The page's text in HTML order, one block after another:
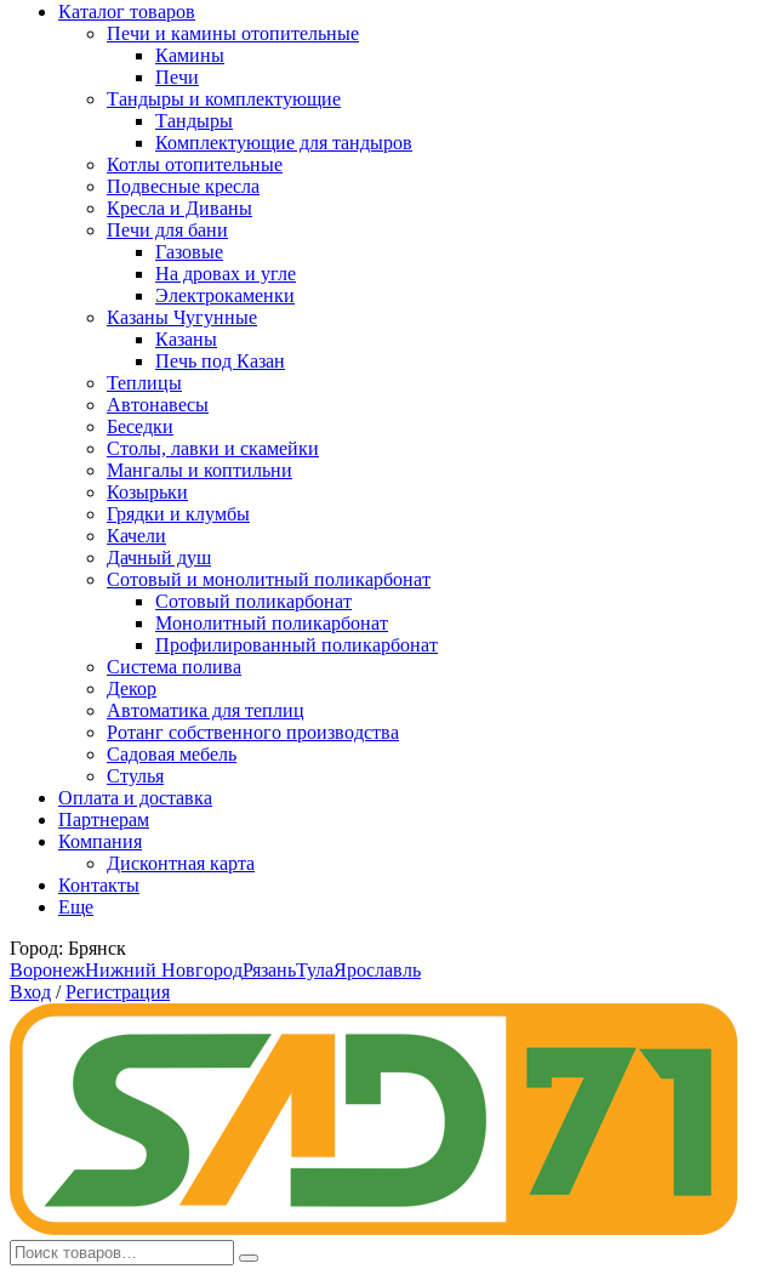
Каталог товаров
Печи и камины отопительные
Камины
Печи
Тандыры и комплектующие
Тандыры
Комплектующие для тандыров
Котлы отопительные
Подвесные кресла
Кресла и Диваны
Печи для бани
Газовые
На дровах и угле
Электрокаменки
Казаны Чугунные
Казаны
Печь под Казан
Теплицы
Автонавесы
Беседки
Столы, лавки и скамейки
Мангалы и коптильни
Козырьки
Грядки и клумбы
Качели
Дачный душ
Сотовый и монолитный поликарбонат
Сотовый поликарбонат
Монолитный поликарбонат
Профилированный поликарбонат
Система полива
Декор
Автоматика для теплиц
Ротанг собственного производства
Садовая мебель
Стулья
Оплата и доставка
Партнерам
Компания
Дисконтная карта
Контакты
Еще
Город: Брянск
ВоронежНижний НовгородРязаньТулаЯрославль
Вход / Регистрация